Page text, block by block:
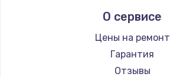
О сервисе
Цены на ремонт
Гарантия
Отзывы